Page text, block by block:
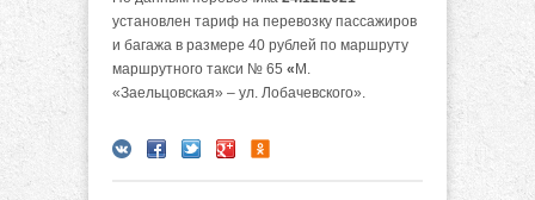
установлен тариф на перевозку пассажиров
и багажа в размере 40 рублей по маршруту
маршрутного такси № 65 « М.
«Заельцовская» – ул. Лобачевского».